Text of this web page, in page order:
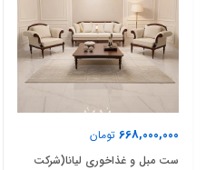
668,000,000 تومان
ست مبل و غذاخوری لیانا(شرکت